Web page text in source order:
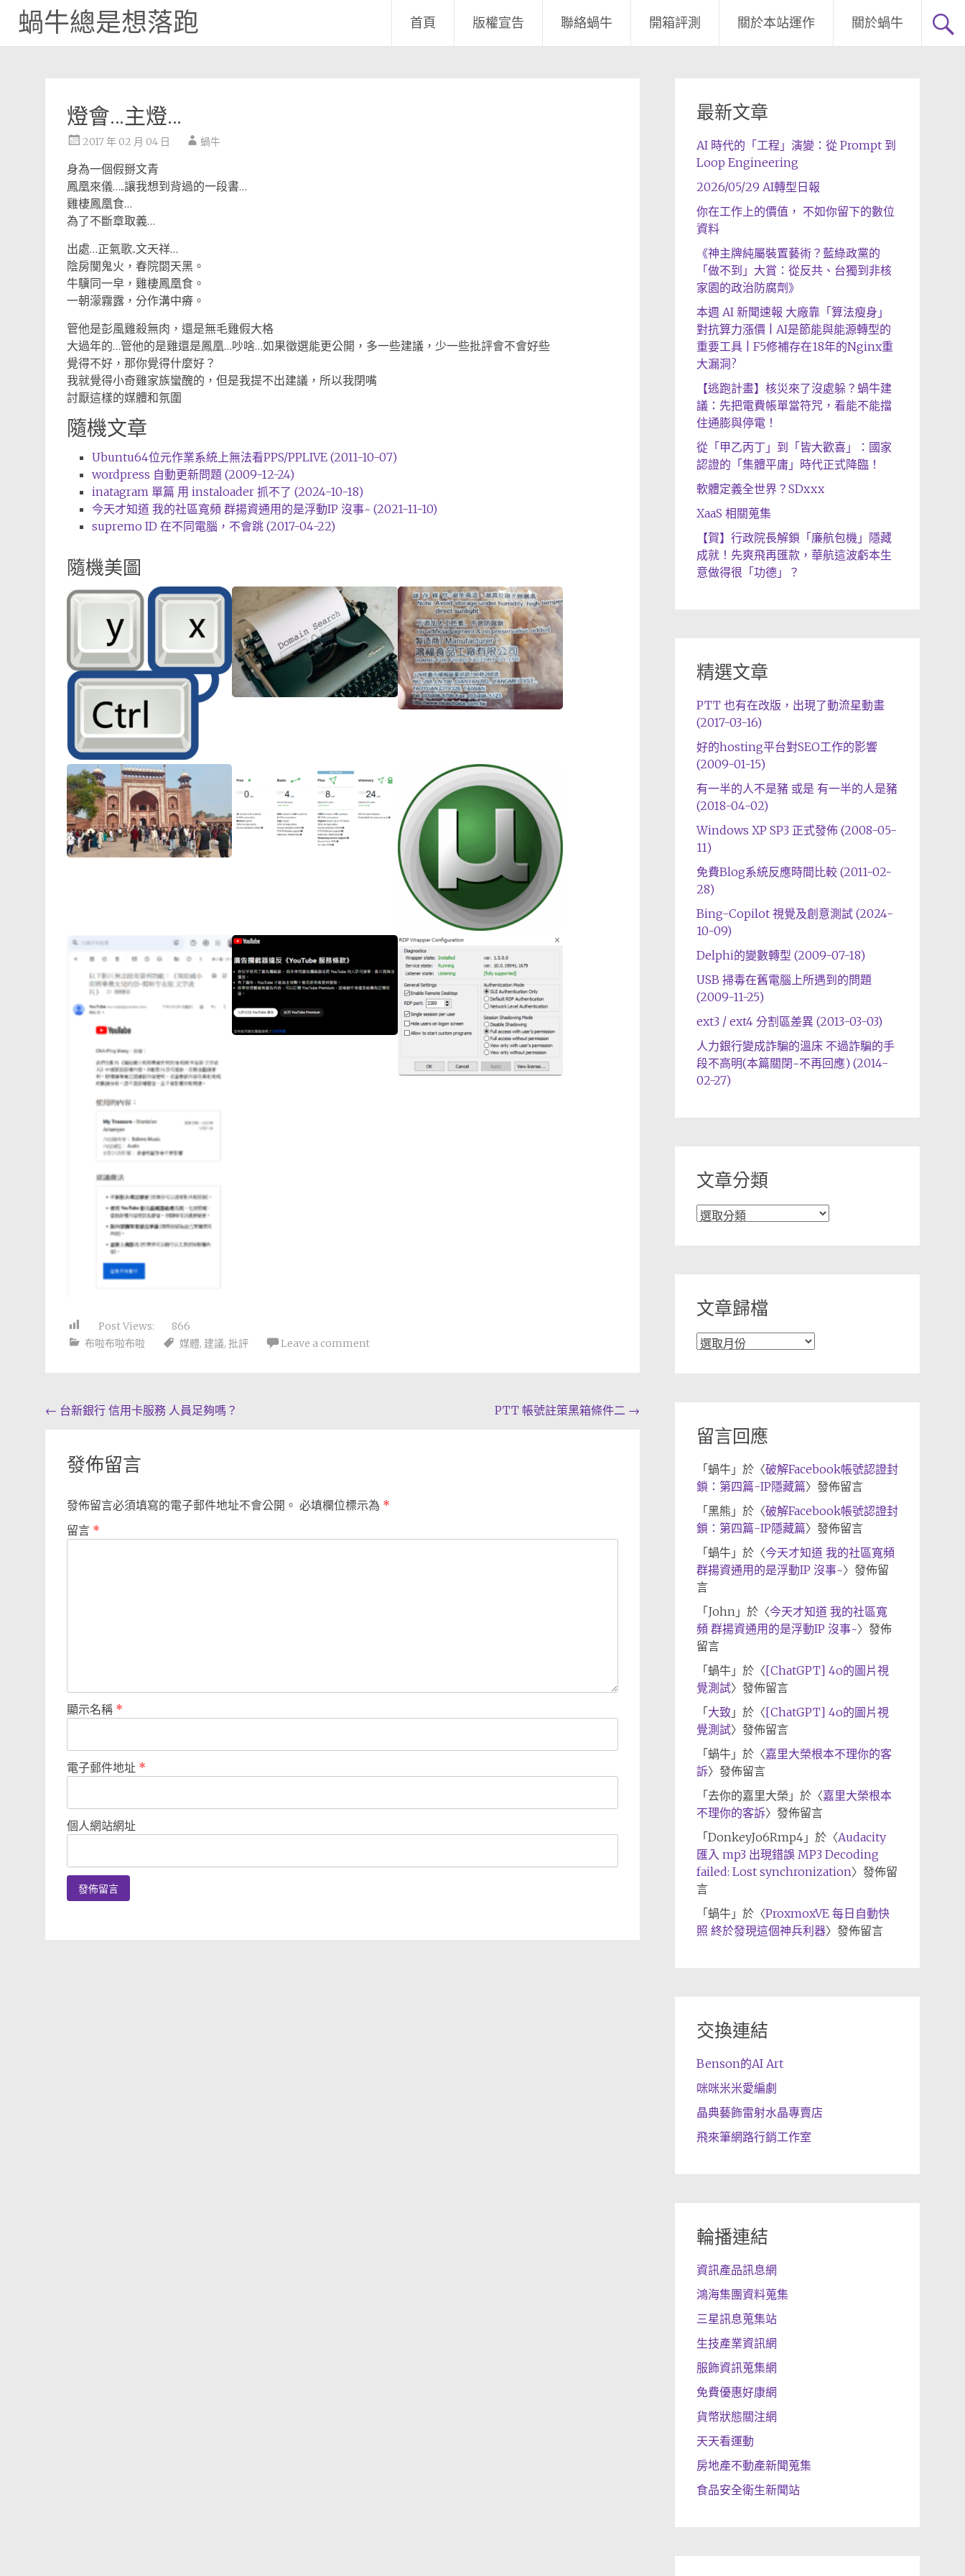
蝸牛總是想落跑 首頁 版權宣告 聯絡蝸牛 開箱評測 關於本站運作 關於蝸牛
燈會…主燈…
2017 年 02 月 04 日 蝸牛
身為一個假掰文青
鳳凰來儀…..讓我想到背過的一段書…
雞棲鳳凰食…
為了不斷章取義…
出處…正氣歌..文天祥…
陰房闃鬼火，春院閟天黑。
牛驥同一皁，雞棲鳳凰食。
一朝濛霧露，分作溝中瘠。
管他是彭風雞殺無肉，還是無毛雞假大格
大過年的…管他的是雞還是鳳凰…吵啥…如果徵選能更公開，多一些建議，少一些批評會不會好些
覺得不好，那你覺得什麼好？
我就覺得小奇雞家族蠻醜的，但是我提不出建議，所以我閉嘴
討厭這樣的媒體和氛圍
隨機文章
Ubuntu64位元作業系統上無法看PPS/PPLIVE (2011-10-07)
wordpress 自動更新問題 (2009-12-24)
inatagram 單篇 用 instaloader 抓不了 (2024-10-18)
今天才知道 我的社區寬頻 群揚資通用的是浮動IP 沒事~ (2021-11-10)
supremo ID 在不同電腦，不會跳 (2017-04-22)
隨機美圖
Post Views:
866
布啦布啦布啦
媒體, 建議, 批評 Leave a comment
Post
← 台新銀行 信用卡服務 人員足夠嗎？ PTT 帳號註策黑箱條件二 →
發佈留言
發佈留言必須填寫的電子郵件地址不會公開。 必填欄位標示為 *
留言 *
顯示名稱 *
電子郵件地址 *
個人網站網址
最新文章
AI 時代的「工程」演變：從 Prompt 到
Loop Engineering
2026/05/29 AI轉型日報
你在工作上的價值， 不如你留下的數位
資料
《神主牌純屬裝置藝術？藍綠政黨的
「做不到」大賞：從反共、台獨到非核
家園的政治防腐劑》
本週 AI 新聞速報 大廠靠「算法瘦身」
對抗算力漲價 | AI是節能與能源轉型的
重要工具 | F5修補存在18年的Nginx重
大漏洞?
【逃跑計畫】核災來了沒處躲？蝸牛建
議：先把電費帳單當符咒，看能不能擋
住通膨與停電！
從「甲乙丙丁」到「皆大歡喜」：國家
認證的「集體平庸」時代正式降臨！
軟體定義全世界？SDxxx
XaaS 相關蒐集
【賀】行政院長解鎖「廉航包機」隱藏
成就！先爽飛再匯款，華航這波虧本生
意做得很「功德」？
精選文章
PTT 也有在改版，出現了動流星動畫
(2017-03-16)
好的hosting平台對SEO工作的影響
(2009-01-15)
有一半的人不是豬 或是 有一半的人是豬
(2018-04-02)
Windows XP SP3 正式發佈 (2008-05-
11)
免費Blog系統反應時間比較 (2011-02-
28)
Bing-Copilot 視覺及創意測試 (2024-
10-09)
Delphi的變數轉型 (2009-07-18)
USB 掃毒在舊電腦上所遇到的問題
(2009-11-25)
ext3 / ext4 分割區差異 (2013-03-03)
人力銀行變成詐騙的溫床 不過詐騙的手
段不高明(本篇關閉~不再回應) (2014-
02-27)
文章分類
文
文章歸檔
文
留言回應
「 蝸牛」於〈破解Facebook帳號認證封
鎖：第四篇-IP隱藏篇〉發佈留言
「 黑熊 」於〈破解Facebook帳號認證封
鎖：第四篇-IP隱藏篇〉發佈留言
「 蝸牛」於〈今天才知道 我的社區寬頻
群揚資通用的是浮動IP 沒事~〉發佈留
言
「 John」於〈今天才知道 我的社區寬
頻 群揚資通用的是浮動IP 沒事~〉發佈
留言
「 蝸牛」於〈[ChatGPT] 4o的圖片視
覺測試〉發佈留言
「 大致 」於〈[ChatGPT] 4o的圖片視
覺測試〉發佈留言
「 蝸牛」於〈嘉里大榮根本不理你的客
訴〉發佈留言
「 去你的嘉里大榮 」於〈嘉里大榮根本
不理你的客訴〉發佈留言
「 DonkeyJo6Rmp4」於〈Audacity
匯入 mp3 出現錯誤 MP3 Decoding
failed: Lost synchronization〉發佈留
言
「 蝸牛」於〈ProxmoxVE 每日自動快
照 終於發現這個神兵利器〉發佈留言
交換連結
Benson的AI Art
咪咪米米愛編劇
晶典藝飾雷射水晶專賣店
飛來筆網路行銷工作室
輪播連結
資訊產品訊息網
鴻海集團資料蒐集
三星訊息蒐集站
生技產業資訊網
服飾資訊蒐集網
免費優惠好康網
貨幣狀態關注網
天天看運動
房地產不動產新聞蒐集
食品安全衛生新聞站